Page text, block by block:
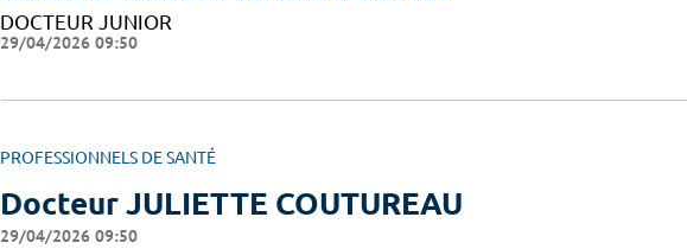
DOCTEUR JUNIOR
29/04/2026 09:50
PROFESSIONNELS DE SANTÉ
Docteur JULIETTE COUTUREAU
29/04/2026 09:50